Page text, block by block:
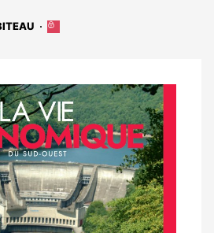
abonnés
Cet
aux
abonnés